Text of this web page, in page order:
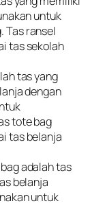
untuk
Tas ransel
tas sekolah
tas yang
dengan
tote bag
tas belanja
adalah tas
belanja
untuk